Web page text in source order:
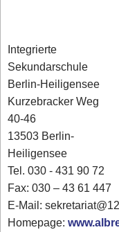
Integrierte
Sekundarschule
Berlin-Heiligensee
Kurzebracker Weg
40-46
13503 Berlin-
Heiligensee
Tel. 030 - 431 90 72‎
Fax: 030 – 43 61 447
E-Mail:
Homepage: